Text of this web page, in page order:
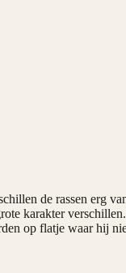
de rassen erg
karakter
op flatje waar hij